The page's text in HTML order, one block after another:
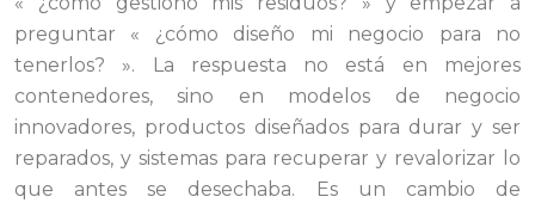
preguntar « ¿cómo diseño mi negocio para no
tenerlos? ». La respuesta no está en mejores
contenedores, sino en modelos de negocio
innovadores, productos diseñados para durar y ser
reparados, y sistemas para recuperar y revalorizar lo
que antes se desechaba. Es un cambio de